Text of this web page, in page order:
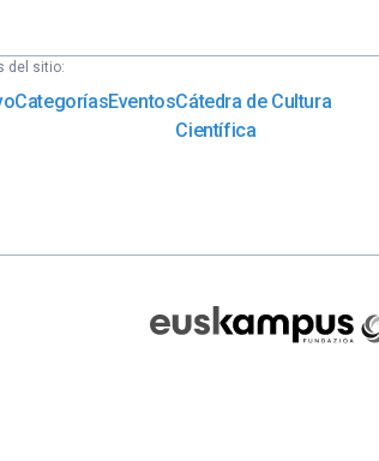
del sitio:
CategoríasEventosCátedra de Cultura
Científica
Fundazioa